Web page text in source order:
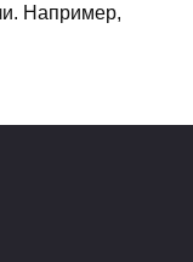
Например,